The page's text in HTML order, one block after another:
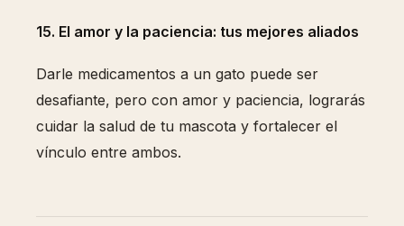
15. El amor y la paciencia: tus mejores aliados
Darle medicamentos a un gato puede ser
desafiante, pero con amor y paciencia, lograrás
cuidar la salud de tu mascota y fortalecer el
vínculo entre ambos.